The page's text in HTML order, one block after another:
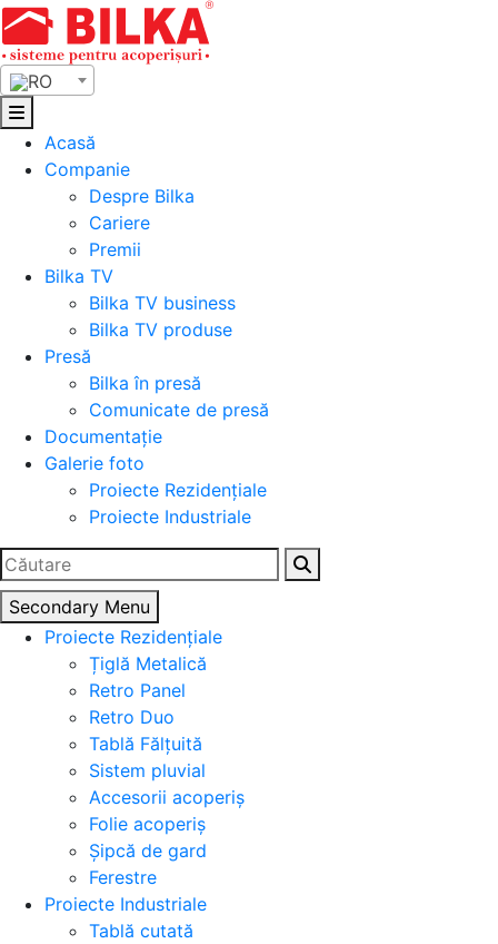
Skip
to
content
RO
Acasă
Companie
Despre Bilka
Cariere
Premii
Bilka TV
Bilka TV business
Bilka TV produse
Presă
Bilka în presă
Comunicate de presă
Documentație
Galerie foto
Proiecte Rezidențiale
Proiecte Industriale
Caută
după:
Secondary Menu
Proiecte Rezidențiale
Țiglă Metalică
Retro Panel
Retro Duo
Tablă Fălțuită
Sistem pluvial
Accesorii acoperiș
Folie acoperiș
Șipcă de gard
Ferestre
Proiecte Industriale
Tablă cutată